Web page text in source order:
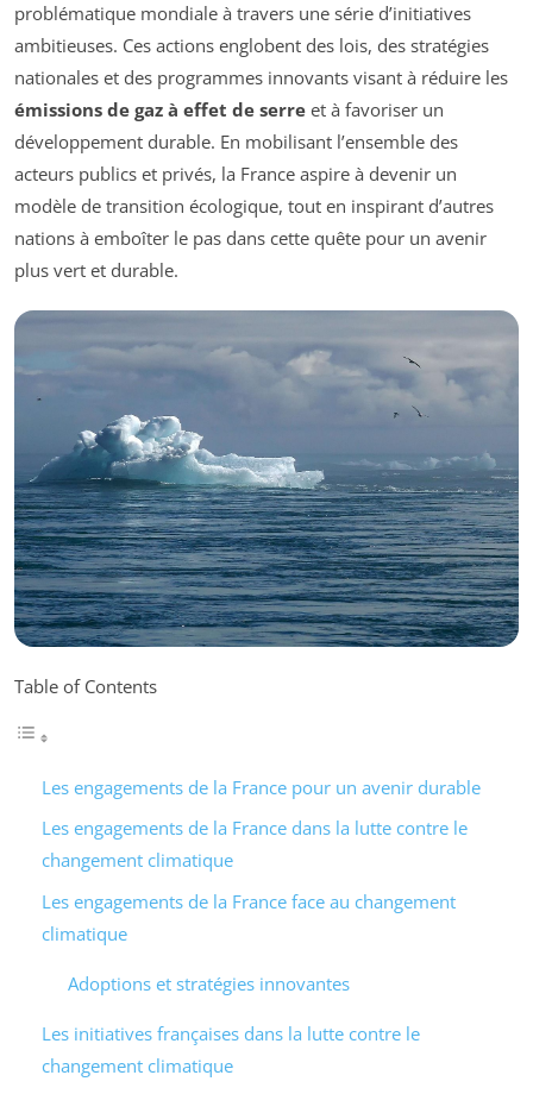
problématique mondiale à travers une série d’initiatives
ambitieuses. Ces actions englobent des lois, des stratégies
nationales et des programmes innovants visant à réduire les
émissions de gaz à effet de serre et à favoriser un
développement durable. En mobilisant l’ensemble des
acteurs publics et privés, la France aspire à devenir un
modèle de transition écologique, tout en inspirant d’autres
nations à emboîter le pas dans cette quête pour un avenir
plus vert et durable.
Table of Contents
Les engagements de la France pour un avenir durable
Les engagements de la France dans la lutte contre le
changement climatique
Les engagements de la France face au changement
climatique
Adoptions et stratégies innovantes
Les initiatives françaises dans la lutte contre le
changement climatique